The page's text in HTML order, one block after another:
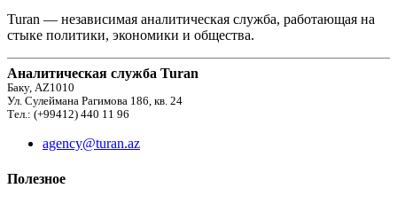
Turan — независимая аналитическая служба, работающая на
стыке политики, экономики и общества.
Аналитическая служба Turan
Баку, AZ1010
Ул. Сулеймана Рагимова 186, кв. 24
Тел.: (+99412) 440 11 96
agency@turan.az
Полезное